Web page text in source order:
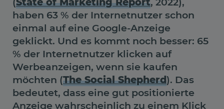
haben 63 % der Internetnutzer schon
einmal auf eine Google-Anzeige
geklickt. Und es kommt noch besser: 65
% der Internetnutzer klicken auf
Werbeanzeigen, wenn sie kaufen
möchten (The Social Shepherd). Das
bedeutet, dass eine gut positionierte
Anzeige wahrscheinlich zu einem Klick